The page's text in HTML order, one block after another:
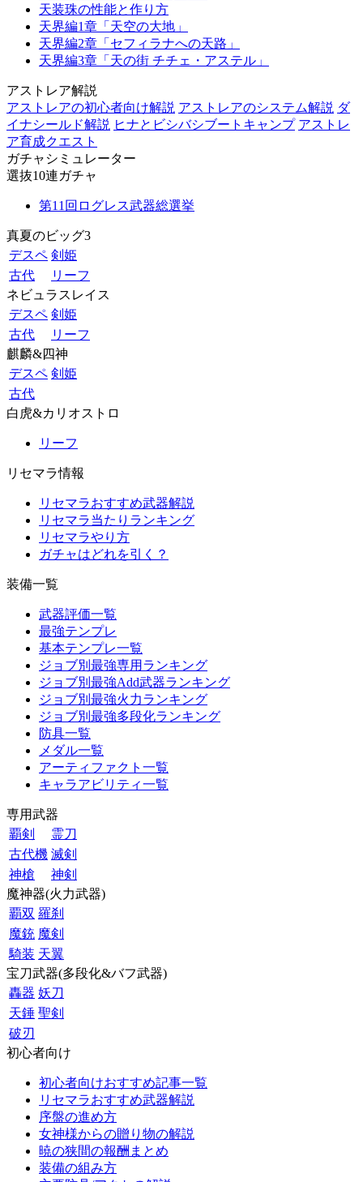
天装珠の性能と作り方
天界編1章「天空の大地」
天界編2章「セフィラナへの天路」
天界編3章「天の街 チチェ・アステル」
アストレア解説
アストレアの初心者向け解説 アストレアのシステム解説 ダ
イナシールド解説 ヒナとビシバシブートキャンプ アストレ
ア育成クエスト
ガチャシミュレーター
選抜10連ガチャ
第11回ログレス武器総選挙
真夏のビッグ3
デスペ 剣姫
古代
リーフ
ネビュラスレイス
デスペ 剣姫
古代
リーフ
麒麟&四神
デスペ 剣姫
古代
白虎&カリオストロ
リーフ
リセマラ情報
リセマラおすすめ武器解説
リセマラ当たりランキング
リセマラやり方
ガチャはどれを引く？
装備一覧
武器評価一覧
最強テンプレ
基本テンプレ一覧
ジョブ別最強専用ランキング
ジョブ別最強Add武器ランキング
ジョブ別最強火力ランキング
ジョブ別最強多段化ランキング
防具一覧
メダル一覧
アーティファクト一覧
キャラアビリティ一覧
専用武器
覇剣
霊刀
古代機 滅剣
神槍
神剣
魔神器(火力武器)
覇双 羅刹
魔銃 魔剣
騎装 天翼
宝刀武器(多段化&バフ武器)
轟器 妖刀
天錘 聖剣
破刃
初心者向け
初心者向けおすすめ記事一覧
リセマラおすすめ武器解説
序盤の進め方
女神様からの贈り物の解説
暁の狭間の報酬まとめ
装備の組み方